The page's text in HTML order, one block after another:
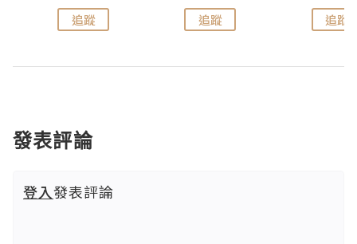
追蹤 追蹤 追蹤
發表評論
登入發表評論